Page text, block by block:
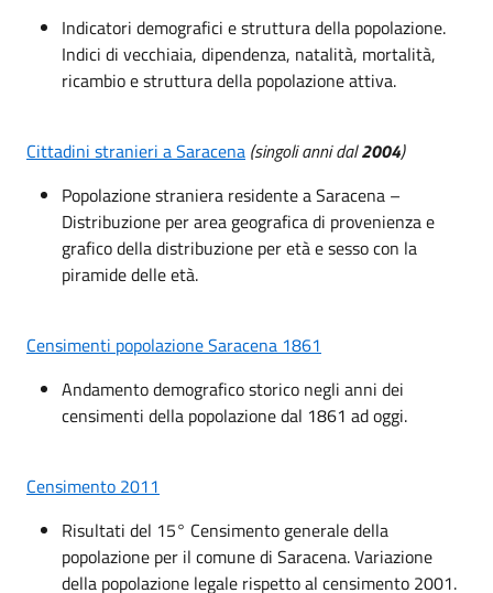
Indicatori demografici e struttura della popolazione.
Indici di vecchiaia, dipendenza, natalità, mortalità,
ricambio e struttura della popolazione attiva.
Cittadini stranieri a Saracena (singoli anni dal2004)
Popolazione straniera residente a Saracena –
Distribuzione per area geografica di provenienza e
grafico della distribuzione per età e sesso con la
piramide delle età.
Censimenti popolazione Saracena 1861
Andamento demografico storico negli anni dei
censimenti della popolazione dal 1861 ad oggi.
Censimento 2011
Risultati del 15° Censimento generale della
popolazione per il comune di Saracena. Variazione
della popolazione legale rispetto al censimento 2001.